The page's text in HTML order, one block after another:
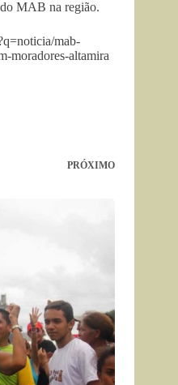
MAB na região.
mab-
moradores-altamira
PRÓXIMO